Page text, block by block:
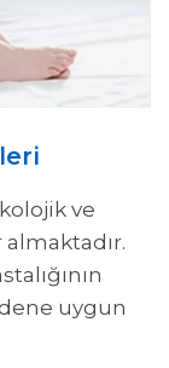
ve
uygun